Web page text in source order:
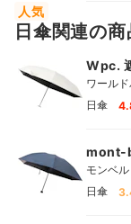
人気
日傘関連の
Wpc.
み
ワール
日傘
mont-
モンベル
日傘